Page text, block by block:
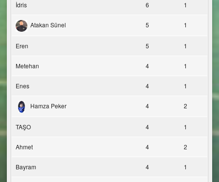
İdris 6 1
Atakan Sünel 5 1
Eren 5 1
Metehan 4 1
Enes 4 1
Hamza Peker 4 2
TAŞO 4 1
Ahmet 4 2
Bayram 4 1